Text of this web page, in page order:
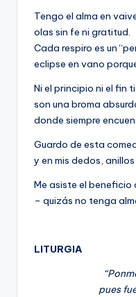
Tengo el alma en
olas sin fe ni gratitud.
Cada respiro es un
eclipse en vano
Ni el principio ni el fin
son una broma
donde siempre
Guardo de esta
y en mis dedos,
Me asiste el beneficio
– quizás no tenga
LITURGIA
pues